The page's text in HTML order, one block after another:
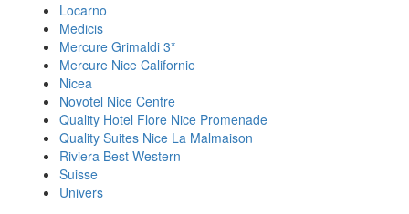
Locarno
Medicis
Mercure Grimaldi 3*
Mercure Nice Californie
Nicea
Novotel Nice Centre
Quality Hotel Flore Nice Promenade
Quality Suites Nice La Malmaison
Riviera Best Western
Suisse
Univers